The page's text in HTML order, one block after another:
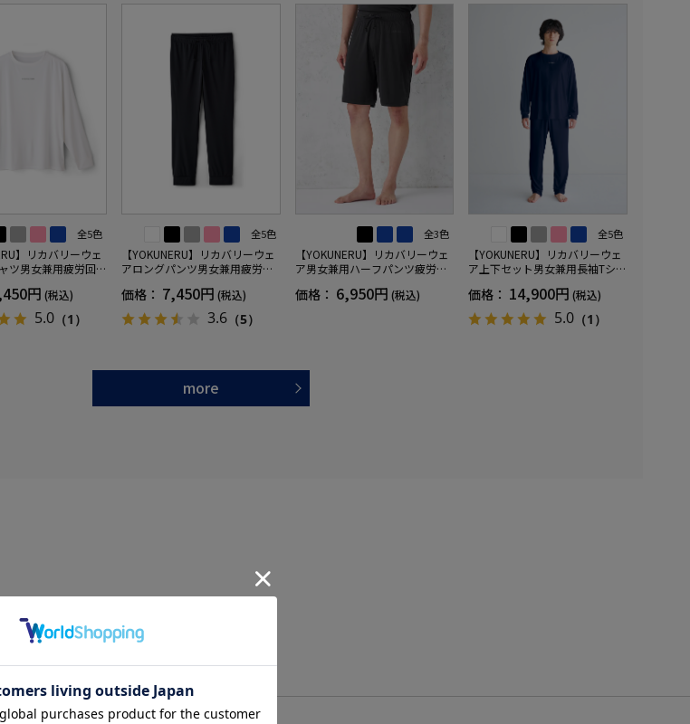
全5色
】リカバリーウェ
ツ男女兼用疲労回復
機器】SS～LLサイ
円 (税込)
5.0（1）
全5色
【YOKUNERU】リカバリーウェ
アロングパンツ男女兼用疲労回
IX(R)【一般医療機器】SS～LLサ
イズ
価格： 7,450円 (税込)
3.6 （5）
全3色
【YOKUNERU】リカバリーウェ
ア男女兼用ハーフパンツ疲労回
IX(R)【一般医療機器】SS～LLサ
価格： 6,950円 (税込)
全5色
【YOKUNERU】リカバリーウェ
ア上下セット男女兼用長袖Tシャ
進遠赤外線快眠NANOMIX(R)【一
般医療機器】SS～LLサイズ
価格： 14,900円 (税込)
5.0 （1）
more